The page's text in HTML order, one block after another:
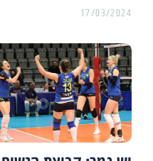
17/03/2024